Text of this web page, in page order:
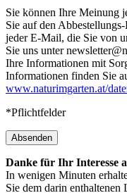
Sie können Ihre Meinung
Sie auf den
jeder E-Mail, die Sie von
Sie uns unter
Ihre Informationen mit
Informationen finden Sie
www.naturimgarten.at/
*Pflichtfelder
Absenden
Danke für Ihr Interesse
In wenigen Minuten
Sie dem darin enthaltenen